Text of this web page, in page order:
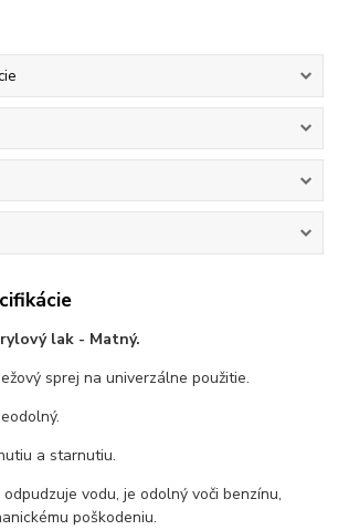
lak - Matný.
sprej na univerzálne použitie.
a starnutiu.
vodu, je odolný voči benzínu,
poškodeniu.